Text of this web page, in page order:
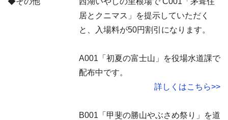
居とクニマス」を提示していただく
と、入場料が50円割引になります。
A001「初夏の富士山」を役場水道課で
配布中です。
詳しくはこちら>>
B001「甲斐の勝山やぶさめ祭り」を道